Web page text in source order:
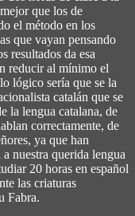
que los de
el método en los
que vayan pensando
resultados da esa
reducir al mínimo el
lógico sería que se la
catalán que se
la lengua catalana, de
correctamente, de
ya que han
nuestra querida lengua
20 horas en español
las criaturas
Fabra.